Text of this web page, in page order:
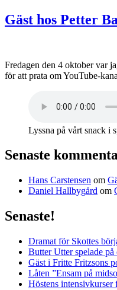
Gäst hos Petter
Fredagen den 4 oktober var
för att prata om YouTube-
Lyssna på vårt snack i
Senaste
Hans Carstensen om
Daniel Hallbygård om
Senaste!
Dramat för Skottes
Butter Utter spelade
Gäst i Fritte Fritzsons
Låten ”Ensam på
Höstens intensivkurser